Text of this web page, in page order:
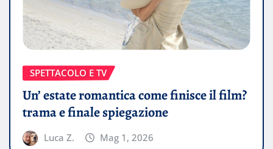
SPETTACOLO E TV
Un’ estate romantica come finisce il film?
trama e finale spiegazione
Luca Z. Mag 1, 2026